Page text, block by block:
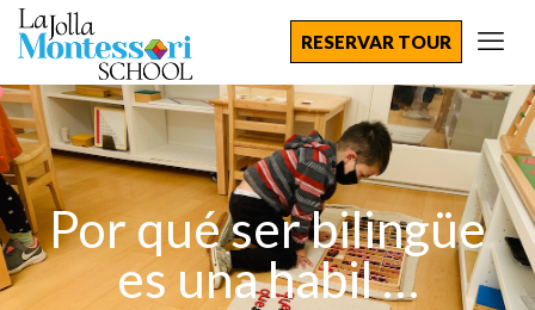
RESERVAR TOUR
Por qué ser bilingüe
es una habil …